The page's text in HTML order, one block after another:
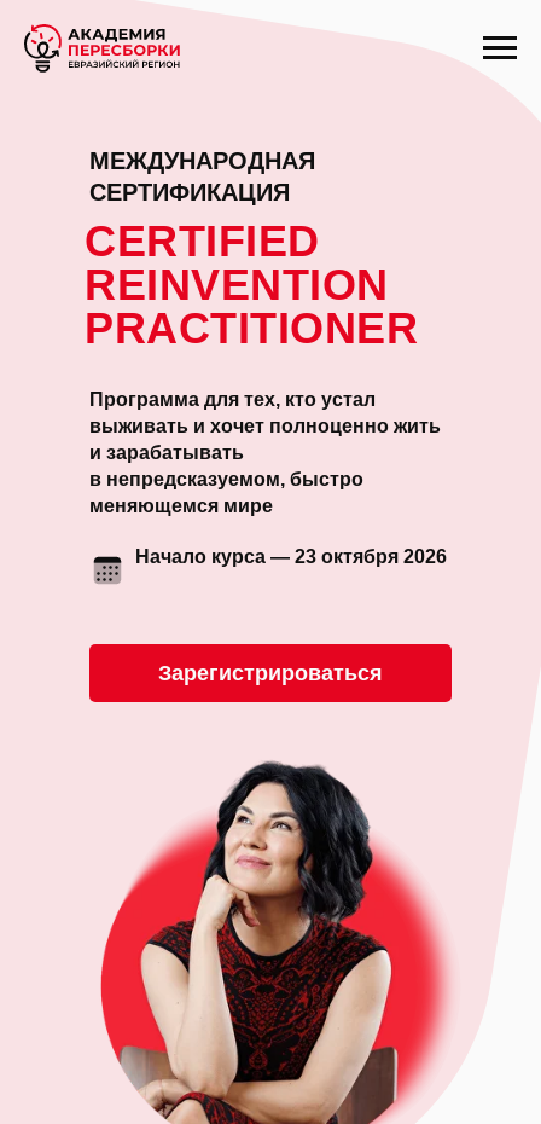
Зарегистрироваться
CERTIFIED
REINVENTION
PRACTITIONER
МЕЖДУНАРОДНАЯ
СЕРТИФИКАЦИЯ
Программа для тех, кто устал
выживать и хочет полноценно жить
и зарабатывать
в непредсказуемом, быстро
меняющемся мире
Начало курса — 23 октября 2026